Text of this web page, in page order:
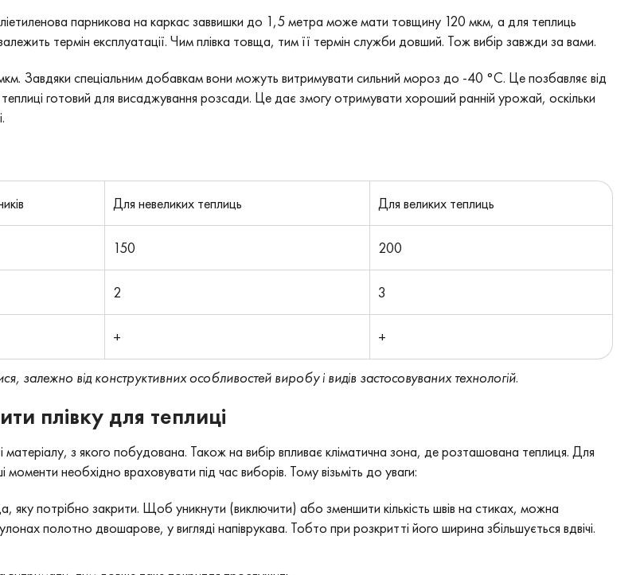
парникова на каркас заввишки до 1,5 метра може мати товщину 120 мкм, а для теплиць
термін експлуатації. Чим плівка товща, тим її термін служби довший. Тож вибір завжди за вами.
Завдяки спеціальним добавкам вони можуть витримувати сильний мороз до -40 °C. Це позбавляє від
готовий для висаджування розсади. Це дає змогу отримувати хороший ранній урожай, оскільки
Для невеликих теплиць Для великих теплиць
150 200
2 3
+ +
залежно від конструктивних особливостей виробу і видів застосовуваних технологій.
плівку для теплиці
з якого побудована. Також на вибір впливає кліматична зона, де розташована теплиця. Для
необхідно враховувати під час виборів. Тому візьміть до уваги:
яку потрібно закрити. Щоб уникнути (виключити) або зменшити кількість швів на стиках, можна
полотно двошарове, у вигляді напіврукава. Тобто при розкритті його ширина збільшується вдвічі.